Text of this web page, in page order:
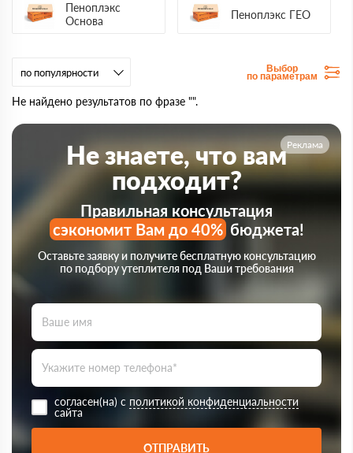
Пеноплэкс
Основа
Пеноплэкс ГЕО
Выбор
по параметрам
Не найдено результатов по фразе "".
Реклама
Не знаете, что вам
подходит?
Правильная консультация
сэкономит Вам до 40%бюджета!
Оставьте заявку и получите бесплатную консультацию
по подбору утеплителя под Ваши требования
согласен(на) с политикой конфиденциальности
сайта
ОТПРАВИТЬ